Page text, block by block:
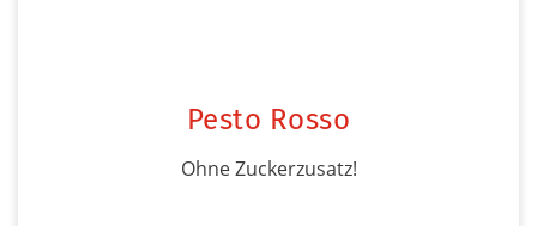
Pesto Rosso
Ohne Zuckerzusatz!